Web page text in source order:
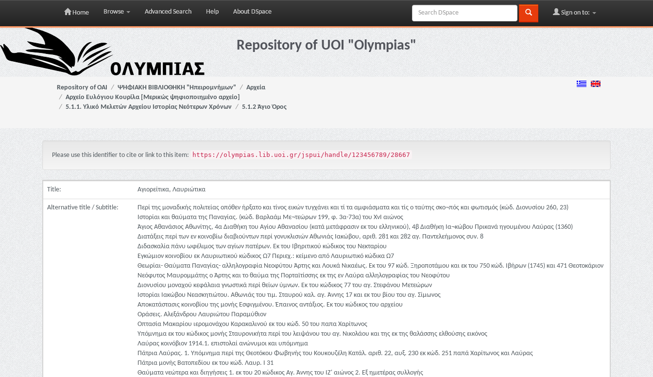
Skip
navigation
Home Browse Advanced Search Help About DSpace Sign on to:
Repository of UOI "Olympias"
Repository of OAI ΨΗΦΙΑΚΗ ΒΙΒΛΙΟΘΗΚΗ "Ηπειρομνήμων"
Αρχεία
Αρχείο Ευλόγιου Κουρίλα [Μερικώς ψηφιοποιημένο αρχείο]
5.1.1. Υλικό Μελετών Αρχείου Ιστορίας Νεότερων Χρόνων
5.1.2 Άγιο Όρος
Please use this identifier to cite or link to this item: https://olympias.lib.uoi.gr/jspui/handle/123456789/28667
Title: Αγιορείτικα, Λαυριώτικα
Alternative title / Subtitle:
Περί της μοναδικής πολιτείας οπόθεν ήρξατο και τίνος εικών τυγχάνει και τί τα αμφιάσματα και τίς ο ταύτης σκο¬πός και φωτισμός (κώδ. Διονυσίου 260, 23)
Ιστορίαι και θαύματα της Παναγίας. (κώδ. Βαρλαάμ Με¬τεώρων 199, φ. 3α-73α) του ΧνΙ αιώνος
Άγιος Αθανάσιος Αθωνίτης, 4α Διαθήκη του Αγίου Αθανασίου (κατά μετάφρασιν εκ του ελληνικού), 4β Διαθήκη Ια¬κώβου Πρικανά ηγουμένου Λαύρας (1360)
Διατάξεις περί των εν κοινοβίω διαβιούντων περί γονυκλισιών Αθωνιάς Ιακώβου, αριθ. 281 και 282 αγ. Παντελεήμονος συν. 8
Διδασκαλία πάνυ ωφέλιμος των αγίων πατέρων. Εκ του Ιβηριτικού κώδικος του Νεκταρίου
Εγκώμιον κοινοβίου εκ Λαυριωτικού κώδικος Ω7 Περιεχ.: κείμενο από Λαυριωτικό κώδικα Ω7
Θεωρίαι- Θαύματα Παναγίας- αλληλογραφία Νεοφύτου Άρτης και Λουκά Νικαέως. Εκ του 97 κώδ. Ξηροποτάμου και εκ του 750 κώδ. Ιβήρων (1745) και 471 Θεοτοκάριον
Νεόφυτος Μαυρομμάτης ο Άρτης και το θαύμα της Πορταϊτίσσης εκ της εν Λαύρα αλληλογραφίας του Νεοφύτου
Διονυσίου μοναχού κεφάλαια γνωστικά περί θείων ύμνων. Εκ του κώδικος 77 του αγ. Στεφάνου Μετεώρων
Ιστορίαι Ιακώβου Νεασκητιώτου. Αθωνιάς του τιμ. Σταυρού καλ. αγ. Άννης 17 και εκ του βίου του αγ. Σίμωνος
Αποκατάστασις κοινοβίου της μονής Εσφιγμένου. Έπαινος αντάξιος. Εκ του κώδικος του αρχείου
Οράσεις. Αλεξάνδρου Λαυριώτου Παραμύθιον
Οπτασία Μακαρίου ιερομονάχου Καρακαλινού εκ του κώδ. 50 του παπα Χαρίτωνος
Υπόμνημα εκ του κώδικος μονής Σταυρονικήτα περί του λειψάνου του αγ. Νικολάου και της εκ της θαλάσσης ελθούσης εικόνος
Λαύρας κοινόβιον 1914.1. επιστολαί ανώνυμοι και υπόμνημα
Πάτρια Λαύρας. 1. Υπόμνημα περί της Θεοτόκου Φωβηνής του Κουκουζέλη Κατάλ. αριθ. 22, αυξ. 230 εκ κώδ. 251 παπά Χαρίτωνος και Λαύρας
Πάτρια μονής Βατοπεδίου εκ του κώδ. Λαυρ. Ι 31
Θαύματα νεώτερα και διηγήσεις 1. εκ του 20 κώδικος Αγ. Άννης του ΙΖ' αιώνος 2. Εξ ημετέρας συλλογής